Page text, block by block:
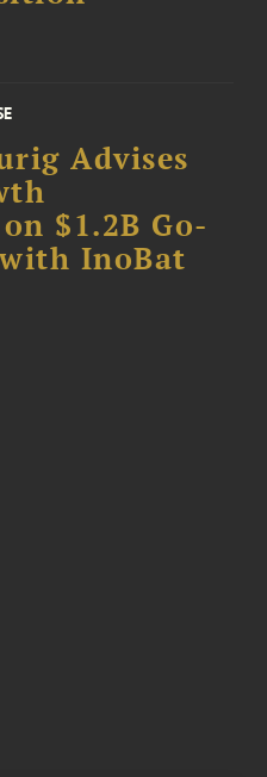
Advises
$1.2B Go-
InoBat